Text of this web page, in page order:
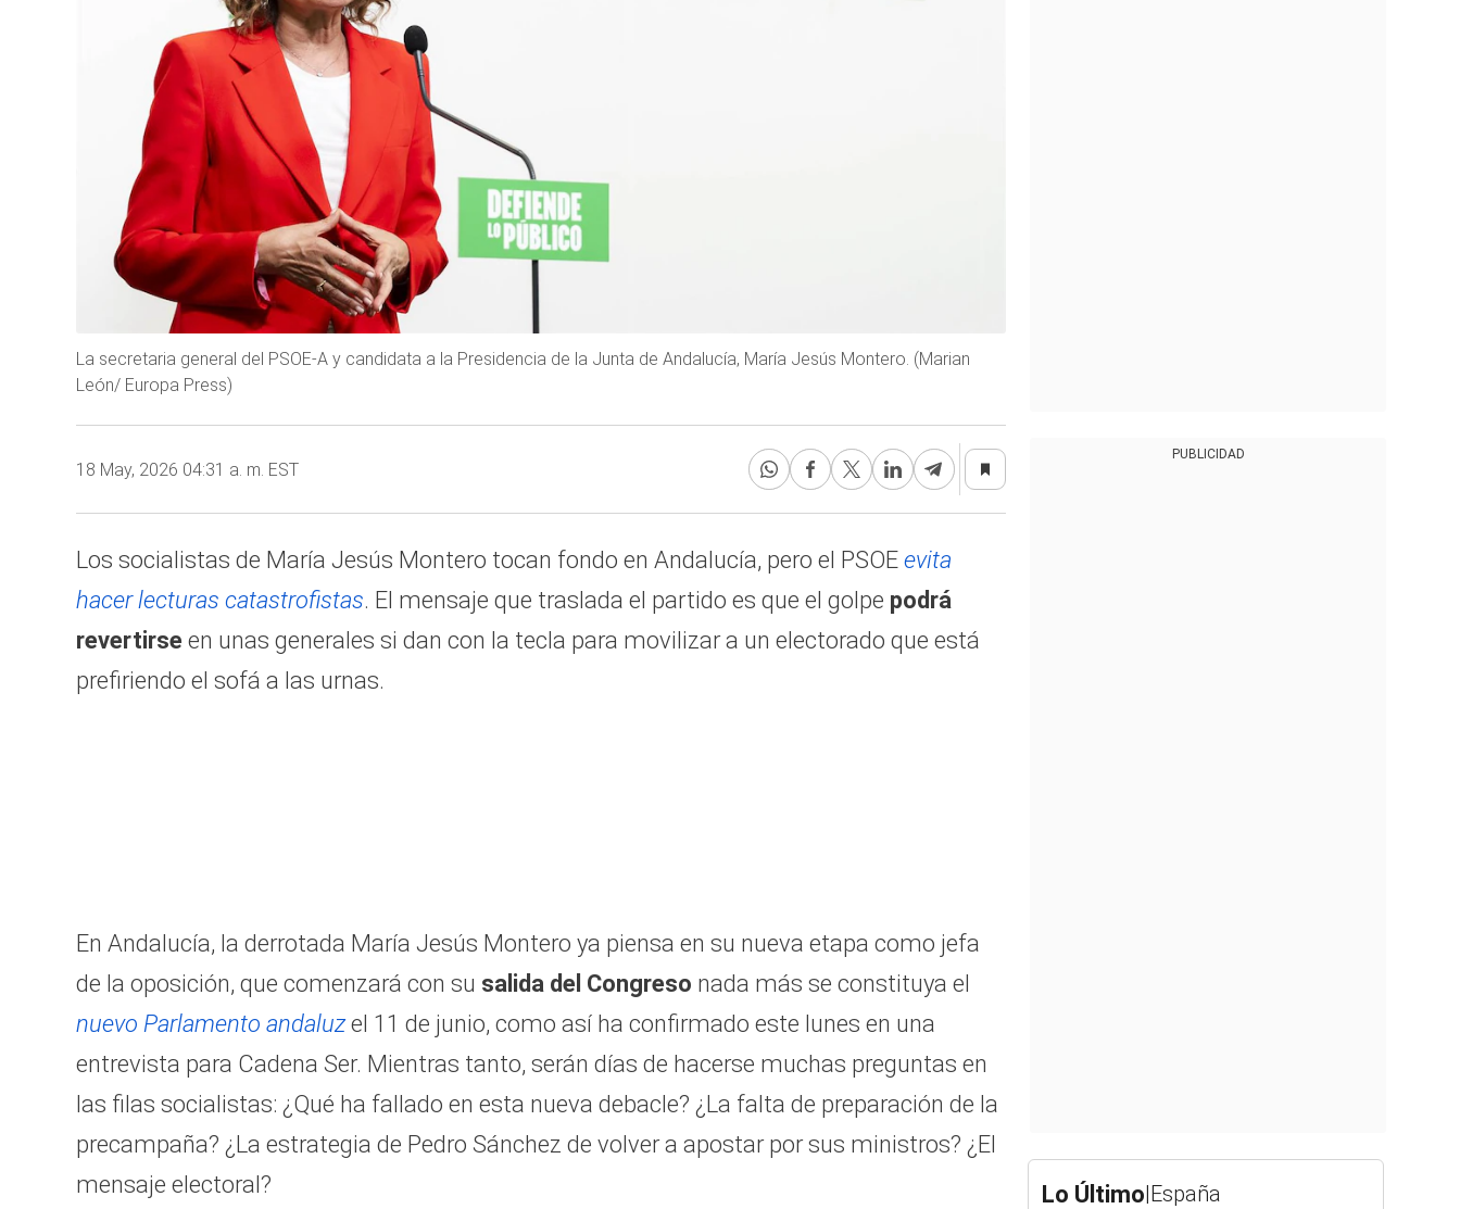
La secretaria general del PSOE-A y candidata a la Presidencia de la Junta de Andalucía, María Jesús Montero. (Marian
León/ Europa Press)
18 May, 2026 04:31 a. m. EST
Los socialistas de María Jesús Montero tocan fondo en Andalucía, pero el PSOE evita
hacer lecturas catastrofistas. El mensaje que traslada el partido es que el golpe podrá
revertirse en unas generales si dan con la tecla para movilizar a un electorado que está
prefiriendo el sofá a las urnas.
En Andalucía, la derrotada María Jesús Montero ya piensa en su nueva etapa como jefa
de la oposición, que comenzará con su salida del Congreso nada más se constituya el
nuevo Parlamento andaluzel 11 de junio, como así ha confirmado este lunes en una
entrevista para Cadena Ser. Mientras tanto, serán días de hacerse muchas preguntas en
las filas socialistas: ¿Qué ha fallado en esta nueva debacle? ¿La falta de preparación de la
precampaña? ¿La estrategia de Pedro Sánchez de volver a apostar por sus ministros? ¿El
mensaje electoral?
PUBLICIDAD
Lo Último|España